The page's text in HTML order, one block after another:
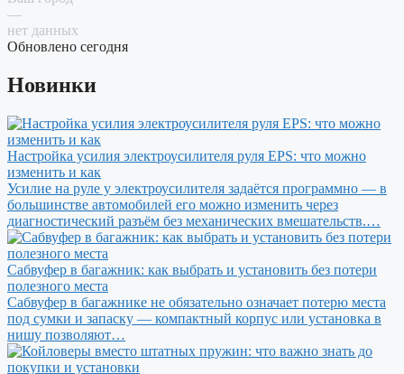
—
нет данных
Обновлено сегодня
Новинки
Настройка усилия электроусилителя руля EPS: что можно
изменить и как
Усилие на руле у электроусилителя задаётся программно — в
большинстве автомобилей его можно изменить через
диагностический разъём без механических вмешательств.…
Сабвуфер в багажник: как выбрать и установить без потери
полезного места
Сабвуфер в багажнике не обязательно означает потерю места
под сумки и запаску — компактный корпус или установка в
нишу позволяют…